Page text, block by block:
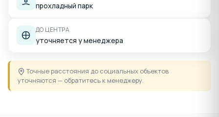
прохладный парк
ДО ЦЕНТРА
уточняется у менеджера
Точные расстояния до социальных объектов
уточняются — обратитесь к менеджеру.